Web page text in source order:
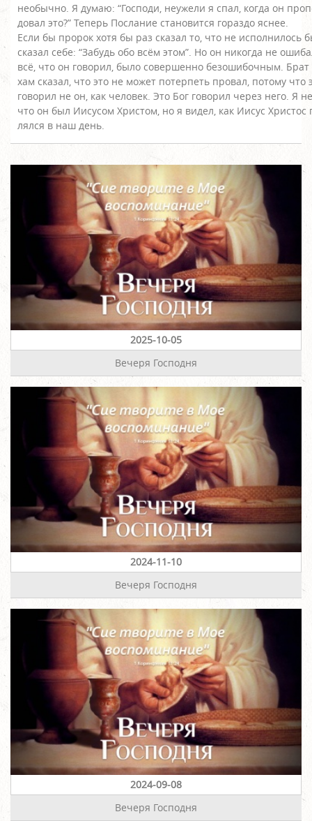
необычно. Я думаю: “Господи, неужели я спал, когда он
довал это?” Теперь Послание становится гораздо яснее.
Если бы пророк хотя бы раз сказал то, что не исполнилось
сказал себе: “Забудь обо всём этом”. Но он никогда не
всё, что он говорил, было совершенно безошибочным.
хам сказал, что это не может потерпеть провал, потому что
говорил не он, как человек. Это Бог говорил через него. Я
что он был Иисусом Христом, но я видел, как Иисус Христос
лялся в наш день.
2025-10-05
Вечеря Господня
2024-11-10
Вечеря Господня
2024-09-08
Вечеря Господня